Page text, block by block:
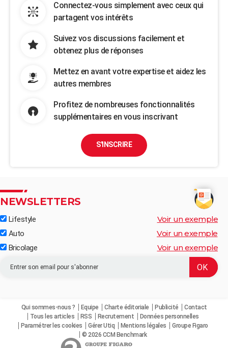
Connectez-vous simplement avec ceux qui
partagent vos intérêts
Suivez vos discussions facilement et
obtenez plus de réponses
Mettez en avant votre expertise et aidez les
autres membres
Profitez de nombreuses fonctionnalités
supplémentaires en vous inscrivant
S'INSCRIRE
NEWSLETTERS
Lifestyle Voir un exemple
Auto Voir un exemple
Bricolage Voir un exemple
Qui sommes-nous ? Equipe Charte éditoriale Publicité
Contact
Tous les articles
RSS Recrutement
Données personnelles
Paramétrer les cookies
Gérer Utiq Mentions légales
Groupe Figaro
© 2026 CCM Benchmark